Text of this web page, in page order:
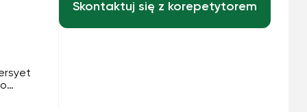
i
Skontaktuj się z korepetytorem